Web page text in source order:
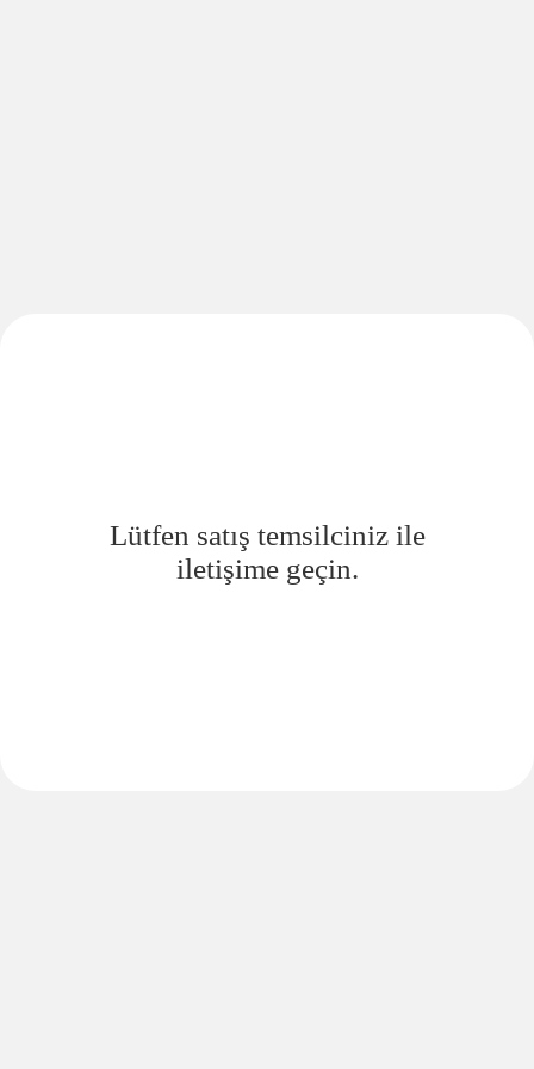
Lütfen satış temsilciniz ile
iletişime geçin.